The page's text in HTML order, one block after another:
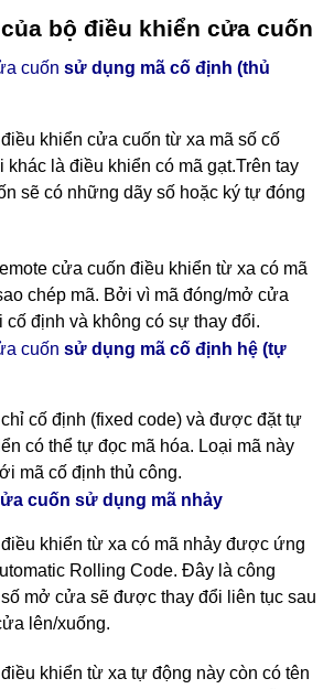
bộ điều khiển cửa cuốn
cuốn sử dụng mã cố định (thủ
khiển cửa cuốn từ xa mã số cố
khác là điều khiển có mã gạt.Trên tay
sẽ có những dãy số hoặc ký tự đóng
cửa cuốn điều khiển từ xa có mã
chép mã. Bởi vì mã đóng/mở cửa
định và không có sự thay đổi.
cuốn sử dụng mã cố định hệ (tự
cố định (fixed code) và được đặt tự
có thể tự đọc mã hóa. Loại mã này
mã cố định thủ công.
cuốn sử dụng mã nhảy
khiển từ xa có mã nhảy được ứng
Rolling Code. Đây là công
mở cửa sẽ được thay đổi liên tục sau
lên/xuống.
khiển từ xa tự động này còn có tên